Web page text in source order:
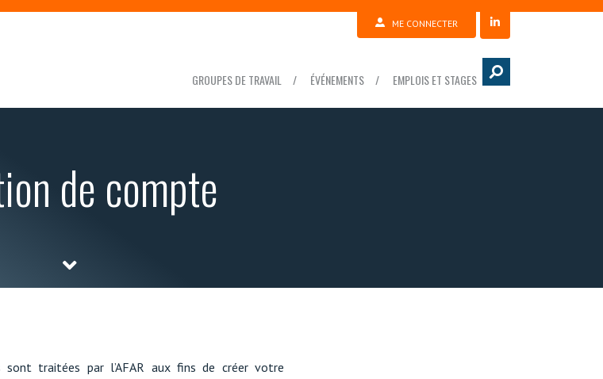
ME CONNECTER
GROUPES DE TRAVAIL ÉVÉNEMENTS EMPLOIS ET STAGES
de compte
sont traitées par l’AFAR aux fins de créer votre